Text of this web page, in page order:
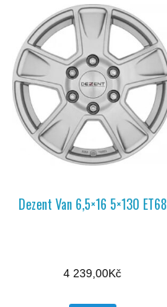
Dezent Van 6,5×16 5×130 ET68
4 239,00Kč